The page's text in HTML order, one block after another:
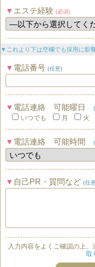
エステ経験 (必須)
▼これより下は空欄でも採用に影
電話番号 (任意)
電話連絡 可能曜日
いつでも 月 火
電話連絡 可能時間
自己PR・質問など (任
入力内容をよくご確認の上、
取